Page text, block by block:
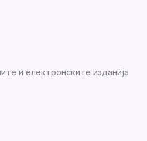
и електронските изданија